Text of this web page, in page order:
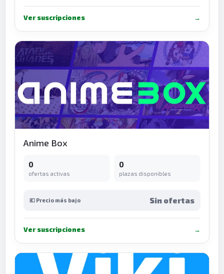
Ver suscripciones →
Anime Box
0
ofertas activas
0
plazas disponibles
💶 Precio más bajo Sin ofertas
Ver suscripciones →